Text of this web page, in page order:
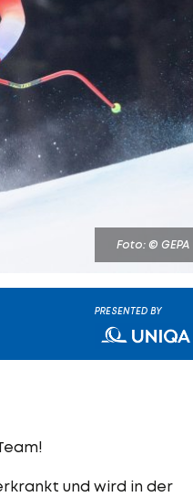
Foto: © GEPA
PRESENTED BY
und wird in der